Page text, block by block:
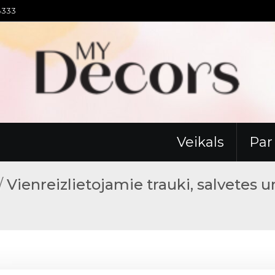
Veikals
Vienreizlietojamie trauki, salvetes